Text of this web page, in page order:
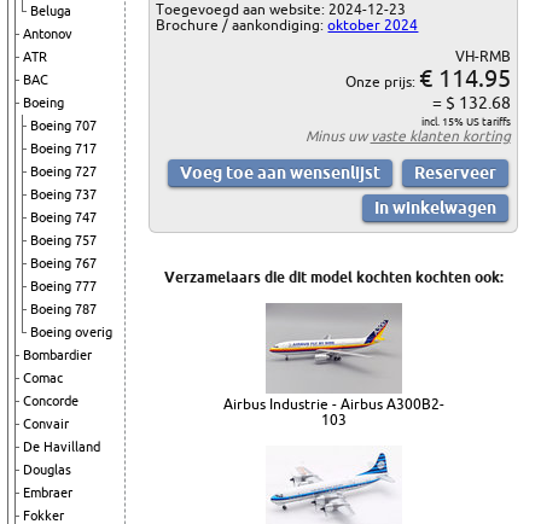
Beluga
Antonov
ATR
BAC
Boeing
Boeing 707
Boeing 717
Boeing 727
Boeing 737
Boeing 747
Boeing 757
Boeing 767
Boeing 777
Boeing 787
Boeing overig
Bombardier
Comac
Concorde
Convair
De Havilland
Douglas
Embraer
Fokker
Toegevoegd aan website: 2024-12-23
Brochure / aankondiging:oktober 2024
VH-RMB
Onze prijs: € 114.95
= $ 132.68
incl. 15% US tariffs
Minus uwvaste klanten korting
Verzamelaars die dit model kochten kochten ook:
Airbus Industrie - Airbus A300B2-
103